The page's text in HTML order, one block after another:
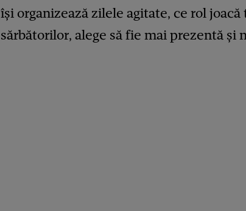
își organizează zilele agitate, ce rol
sărbătorilor, alege să fie mai prezentă și